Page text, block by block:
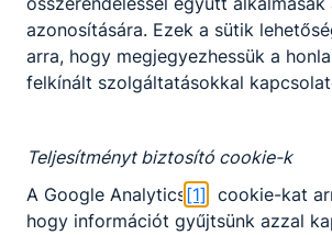
nyomtatványok
Szakképzési Munkaszerződés -
Szakképzési Munkaszerződés -
Letöltés
azonosítására. Ezek a sütik
arra, hogy megjegyezhessük a
felkínált szolgáltatásokkal
Teljesítményt biztosító cookie-k
A Google Analytics [1] cookie-kat
hogy információt gyűjtsünk azzal